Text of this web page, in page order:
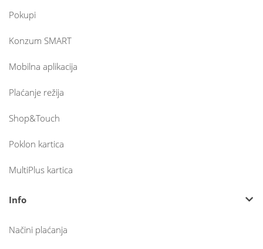
Pokupi
Konzum SMART
Mobilna aplikacija
Plaćanje režija
Shop&Touch
Poklon kartica
MultiPlus kartica
Info
Načini plaćanja